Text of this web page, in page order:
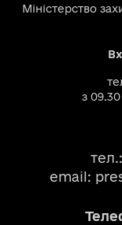
Міністерство
з
email: